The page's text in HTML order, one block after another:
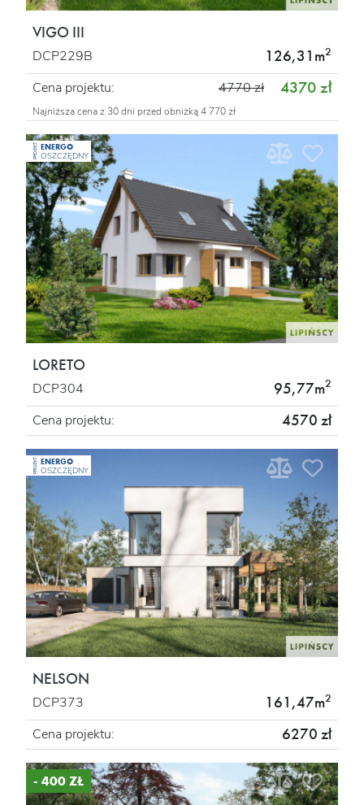
VIGO III
DCP229B 126,31m2
Cena projektu: 4370 zł
4770 zł
Najniższa cena z 30 dni przed obniżką 4 770 zł
PROJEKT ENERGO
OSZCZĘDNY
LORETO
DCP304 95,77m2
Cena projektu: 4570 zł
PROJEKT ENERGO
OSZCZĘDNY
NELSON
DCP373 161,47m2
Cena projektu: 6270 zł
- 400 ZŁ